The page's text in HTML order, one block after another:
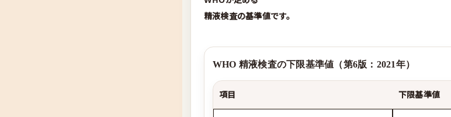
精液検査の基準値です。
WHO 精液検査の下限基準値（第6版：2021年）
項目 下限基準値